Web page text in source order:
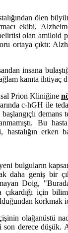
ölen
ekibi,
olan amiloid
ortaya çıktı:
insana
kanıta ihtiyaç
Prion Kliniğine
c-hGH ile
Bu
erken
bulguların
daha geniş bir
Doig,
çıkardığı için
olağanüstü
derece düşük.